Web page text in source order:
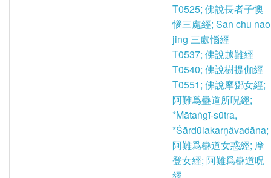
T0525; 佛說長者子懊
惱三處經; San chu nao
jing 三處惱經
T0537; 佛說越難經
T0540; 佛說樹提伽經
T0551; 佛說摩鄧女經;
阿難爲蠱道所呪經;
*Mātaṅgī-sūtra,
*Śārdūlakarṇâvadāna;
阿難爲蠱道女惑經; 摩
登女經; 阿難爲蠱道呪